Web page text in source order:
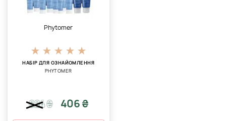
Phytomer
НАБІР ДЛЯ ОЗНАЙОМЛЕННЯ
PHYTOMER
624₴ 406 ₴